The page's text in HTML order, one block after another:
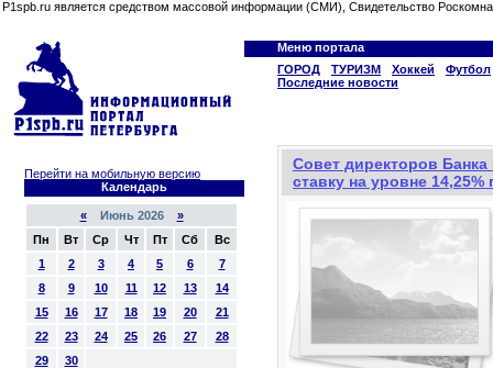
P1spb.ru является средством массовой информации (СМИ), Свидетельство
Меню портала
ГОРОД
ТУРИЗМ Хоккей
Футбол
Последние новости
Перейти на мобильную версию
Календарь
«Июнь 2026 »
Пн
Вт Ср Чт Пт Сб
Вс
1
2 3 4 5 6
7
8
9 10 11 12 13
14
15
16 17 18 19 20
21
22
23 24 25 26 27
28
29
30
Совет директоров
ставку на уровне 14,25%